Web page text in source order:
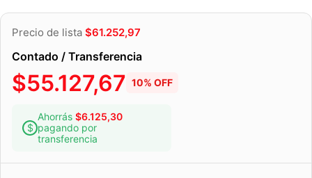
Precio de lista $61.252,97
Contado / Transferencia
$55.127,67 10% OFF
Ahorrás $6.125,30
pagando por
transferencia